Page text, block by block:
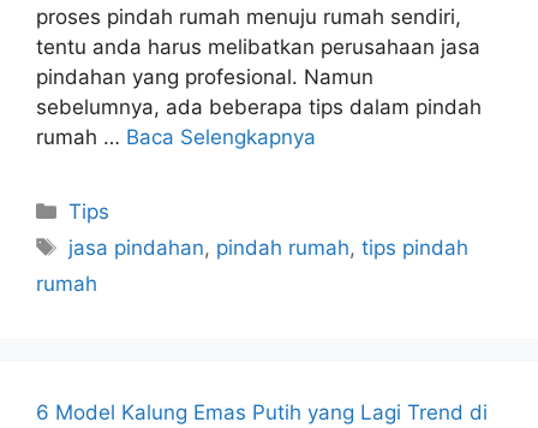
proses pindah rumah menuju rumah sendiri,
tentu anda harus melibatkan perusahaan jasa
pindahan yang profesional. Namun
sebelumnya, ada beberapa tips dalam pindah
rumah … Baca Selengkapnya
Kategori
Tips
Tag
jasa pindahan, pindah rumah,tips pindah
rumah
6 Model Kalung Emas Putih yang Lagi Trend di